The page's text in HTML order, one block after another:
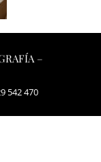
–
542 470